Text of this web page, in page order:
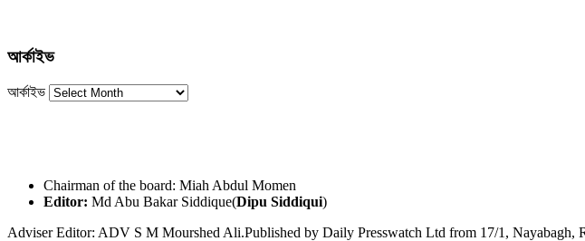
আর্কাইভ
আর্কাইভ
Chairman of the board: Miah Abdul Momen
Editor: Md Abu Bakar Siddique(Dipu Siddiqui)
Adviser Editor: ADV S M Mourshed Ali.Published by Daily Presswatch Ltd from 17/1, Nayabagh,